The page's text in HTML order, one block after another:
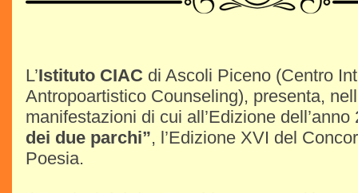
L’Istituto CIAC di Ascoli Piceno (Centro
Antropoartistico Counseling), presenta,
manifestazioni di cui all’Edizione
dei due parchi”, l’Edizione XVI del
Poesia.